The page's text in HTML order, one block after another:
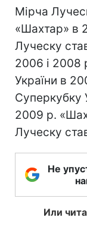
Мірча
«Шахтар» в
Луческу
2006 і 2008
України в
Суперкубку
2009 р.
Луческу
Не
Или